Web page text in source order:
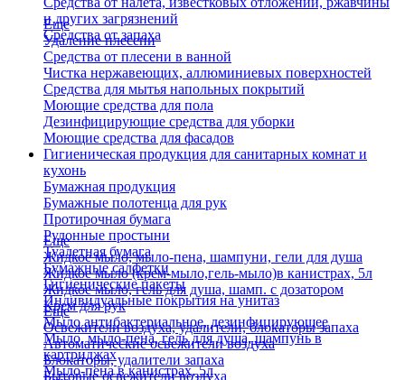
и других загрязнений
Средства от запаха
Еще
Удаление плесени
Средства от плесени в ванной
Чистка нержавеющих, аллюминиевых поверхностей
Средства для мытья напольных покрытий
Моющие средства для пола
Дезинфицирующие средства для уборки
Моющие средства для фасадов
Гигиеническая продукция для санитарных комнат и
кухонь
Бумажная продукция
Бумажные полотенца для рук
Протирочная бумага
Рулонные простыни
Туалетная бумага
Бумажные салфетки
Гигиенические пакеты
Индивидуальные покрытия на унитаз
Еще
Жидкое мыло, мыло-пена, шампуни, гели для душа
Жидкое мыло (крем-мыло,гель-мыло)в канистрах, 5л
Жидкое мыло, гель для душа, шамп. с дозатором
Крем для рук
Мыло антибактериальное, дезинфицирующее
Мыло, мыло-пена, гель для душа, шампунь в
картриджах
Мыло-пена в канистрах, 5л
Еще
Освежители воздуха, удалители, блокаторы запаха
Автоматические освежители воздуха
Блокаторы, удалители запаха
Бытовые освежители воздуха